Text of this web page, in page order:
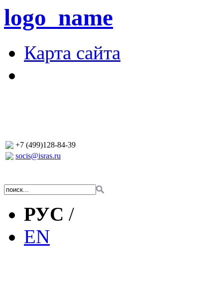
logo_name
Карта сайта
+7 (499)128-84-39
socis@isras.ru
РУС /
EN